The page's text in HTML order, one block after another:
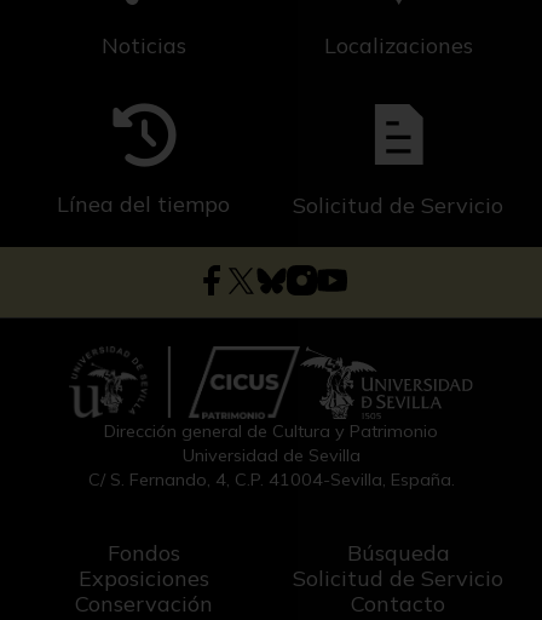
Noticias Localizaciones
Línea del tiempo Solicitud de Servicio
Dirección general de Cultura y Patrimonio
Universidad de Sevilla
C/ S. Fernando, 4, C.P. 41004-Sevilla, España.
Fondos
Exposiciones
Conservación
Búsqueda
Solicitud de Servicio
Contacto